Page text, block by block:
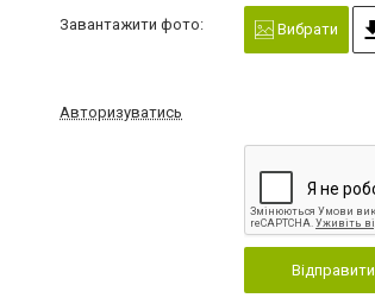
Завантажити фото: Вибрати
Авторизуватись
Відправити